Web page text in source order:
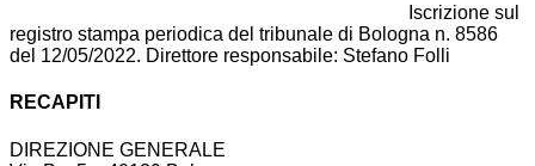
Iscrizione sul
registro stampa periodica del tribunale di Bologna n. 8586
del 12/05/2022. Direttore responsabile: Stefano Folli
RECAPITI
DIREZIONE GENERALE